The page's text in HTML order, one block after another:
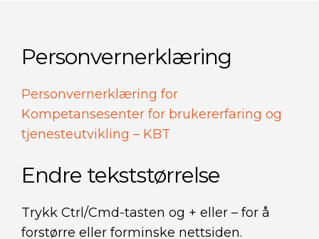
Personvernerklæring
Personvernerklæring for
Kompetansesenter for brukererfaring og
tjenesteutvikling – KBT
Endre tekststørrelse
Trykk Ctrl/Cmd-tasten og + eller – for å
forstørre eller forminske nettsiden.